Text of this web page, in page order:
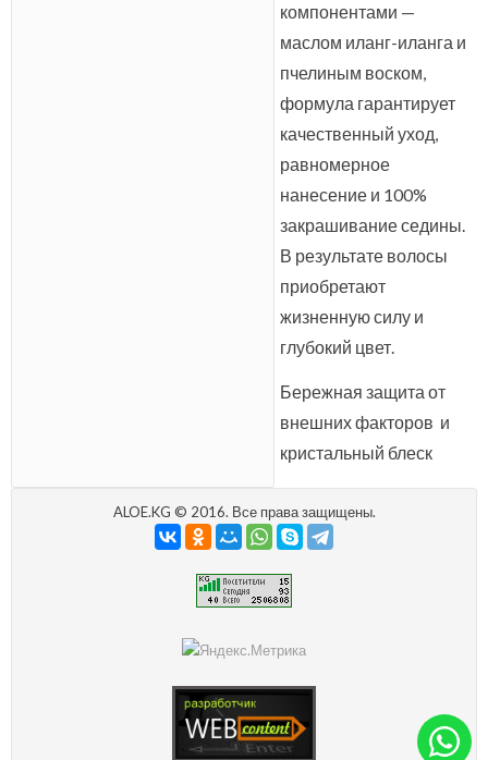
компонентами —
маслом иланг-иланга и
пчелиным воском,
формула гарантирует
качественный уход,
равномерное
нанесение и 100%
закрашивание седины.
В результате волосы
приобретают
жизненную силу и
глубокий цвет.
Бережная защита от
внешних факторов и
кристальный блеск
ALOE.KG © 2016. Все права защищены.